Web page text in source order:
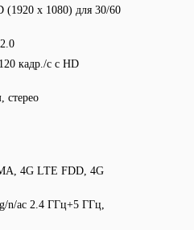
(1920 x 1080) для 30/60
120 кадр./с с HD
стерео
4G LTE FDD, 4G
n/ac 2.4 ГГц+5 ГГц,